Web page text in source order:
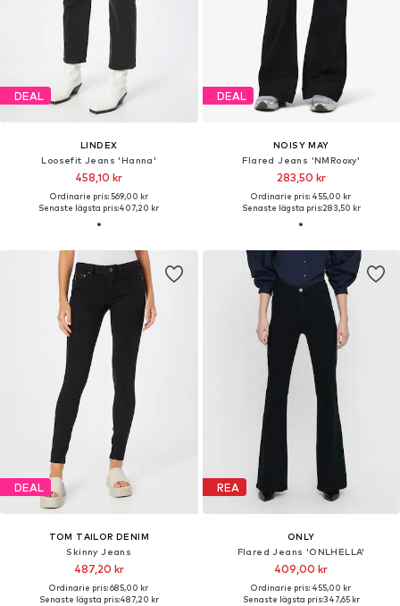
DEAL
LINDEX
Loosefit Jeans 'Hanna'
458,10 kr
Ordinarie pris: 569,00 kr
Senaste lägsta pris:407,20 kr
DEAL
NOISY MAY
Flared Jeans 'NMRooxy'
283,50 kr
Ordinarie pris: 455,00 kr
Senaste lägsta pris:283,50 kr
DEAL
TOM TAILOR DENIM
Skinny Jeans
487,20 kr
Ordinarie pris: 685,00 kr
Senaste lägsta pris:487,20 kr
REA
ONLY
Flared Jeans 'ONLHELLA'
409,00 kr
Ordinarie pris: 455,00 kr
Senaste lägsta pris:347,65 kr